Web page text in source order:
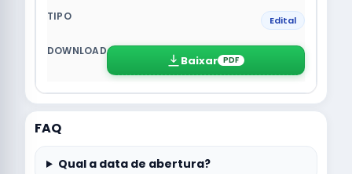
Edital
Baixar PDF
FAQ
Qual a data de abertura?